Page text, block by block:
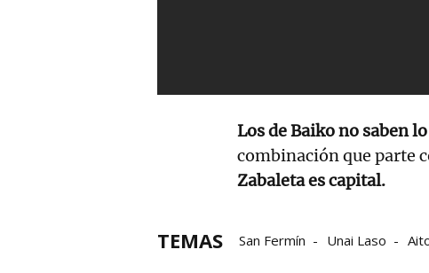
Los de Baiko no saben
combinación que parte
Zabaleta es capital.
TEMAS San Fermín Unai Laso